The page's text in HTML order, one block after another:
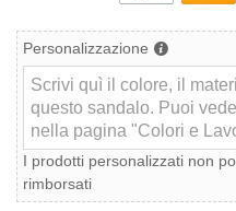
Personalizzazione
I prodotti personalizzati non
rimborsati